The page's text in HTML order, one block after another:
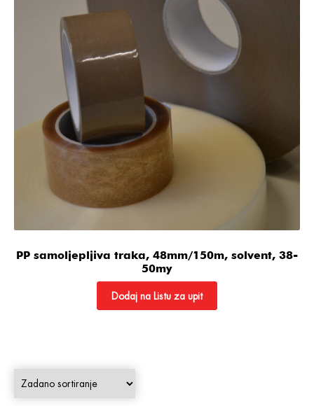
PP samoljepljiva traka, 48mm/150m, solvent, 38-
50my
Dodaj na Listu za upit